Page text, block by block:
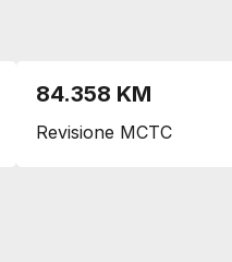
84.358 KM
Revisione MCTC